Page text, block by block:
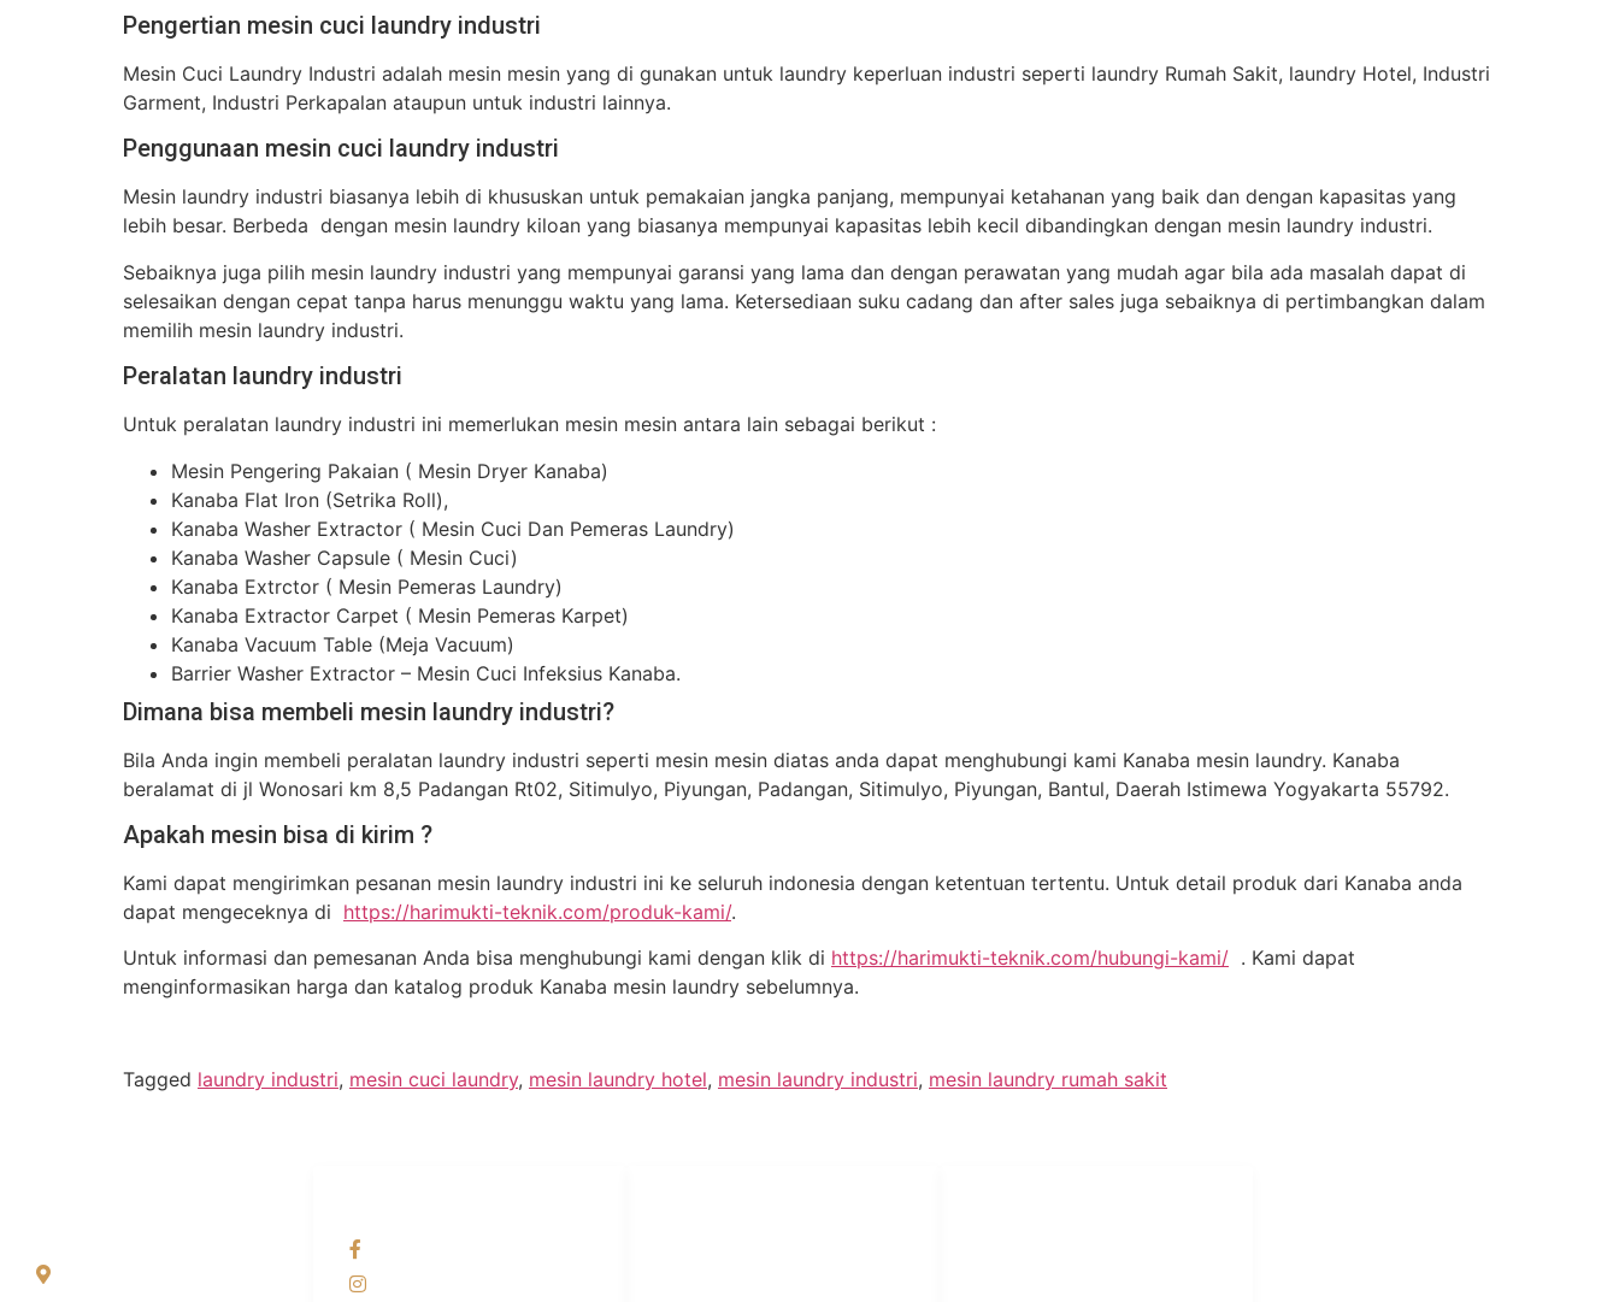
Pengertian mesin cuci laundry industri
Mesin Cuci Laundry Industri adalah mesin mesin yang di gunakan untuk laundry keperluan industri seperti laundry Rumah Sakit, laundry Hotel, Industri
Garment, Industri Perkapalan ataupun untuk industri lainnya.
Penggunaan mesin cuci laundry industri
Mesin laundry industri biasanya lebih di khususkan untuk pemakaian jangka panjang, mempunyai ketahanan yang baik dan dengan kapasitas yang
lebih besar. Berbeda dengan mesin laundry kiloan yang biasanya mempunyai kapasitas lebih kecil dibandingkan dengan mesin laundry industri.
Sebaiknya juga pilih mesin laundry industri yang mempunyai garansi yang lama dan dengan perawatan yang mudah agar bila ada masalah dapat di
selesaikan dengan cepat tanpa harus menunggu waktu yang lama. Ketersediaan suku cadang dan after sales juga sebaiknya di pertimbangkan dalam
memilih mesin laundry industri.
Peralatan laundry industri
Untuk peralatan laundry industri ini memerlukan mesin mesin antara lain sebagai berikut :
Mesin Pengering Pakaian ( Mesin Dryer Kanaba)
Kanaba Flat Iron (Setrika Roll),
Kanaba Washer Extractor ( Mesin Cuci Dan Pemeras Laundry)
Kanaba Washer Capsule ( Mesin Cuci)
Kanaba Extrctor ( Mesin Pemeras Laundry)
Kanaba Extractor Carpet ( Mesin Pemeras Karpet)
Kanaba Vacuum Table (Meja Vacuum)
Barrier Washer Extractor – Mesin Cuci Infeksius Kanaba.
Dimana bisa membeli mesin laundry industri?
Bila Anda ingin membeli peralatan laundry industri seperti mesin mesin diatas anda dapat menghubungi kami Kanaba mesin laundry. Kanaba
beralamat di jl Wonosari km 8,5 Padangan Rt02, Sitimulyo, Piyungan, Padangan, Sitimulyo, Piyungan, Bantul, Daerah Istimewa Yogyakarta 55792.
Apakah mesin bisa di kirim ?
Kami dapat mengirimkan pesanan mesin laundry industri ini ke seluruh indonesia dengan ketentuan tertentu. Untuk detail produk dari Kanaba anda
dapat mengeceknya di https://harimukti-teknik.com/produk-kami/.
Untuk informasi dan pemesanan Anda bisa menghubungi kami dengan klik di https://harimukti-teknik.com/hubungi-kami/ . Kami dapat
menginformasikan harga dan katalog produk Kanaba mesin laundry sebelumnya.
Tagged laundry industri, mesin cuci laundry, mesin laundry hotel, mesin laundry industri, mesin laundry rumah sakit